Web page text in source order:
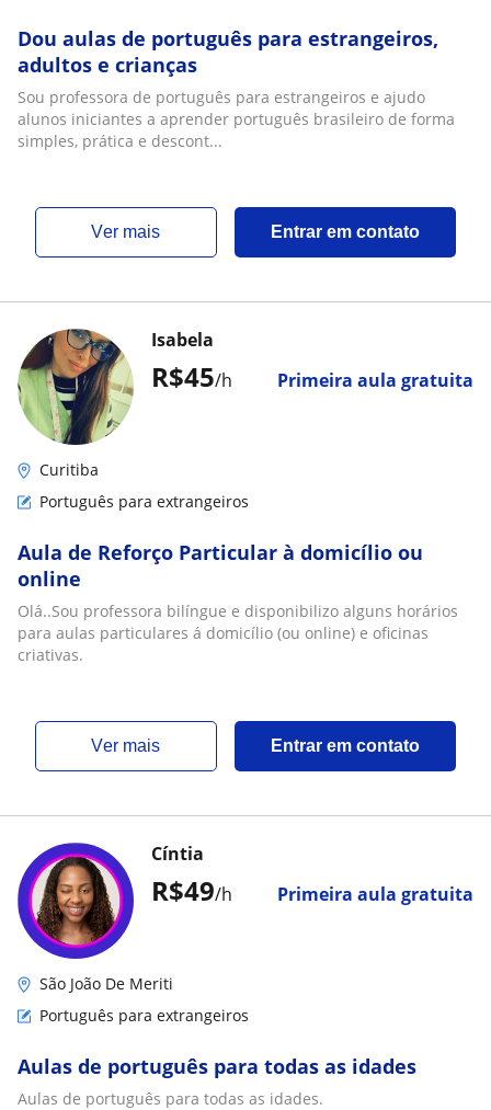
Dou aulas de português para estrangeiros,
adultos e crianças
Sou professora de português para estrangeiros e ajudo
alunos iniciantes a aprender português brasileiro de forma
simples, prática e descont...
ver mais Entrar em contato
R$45/h Primeira aula gratuita
Isabela
Curitiba
Português para extrangeiros
Aula de Reforço Particular à domicílio ou
online
Olá..Sou professora bilíngue e disponibilizo alguns horários
para aulas particulares á domicílio (ou online) e oficinas
criativas.
ver mais Entrar em contato
R$49/h Primeira aula gratuita
Cíntia
São João De Meriti
Português para extrangeiros
Aulas de português para todas as idades
Aulas de português para todas as idades.